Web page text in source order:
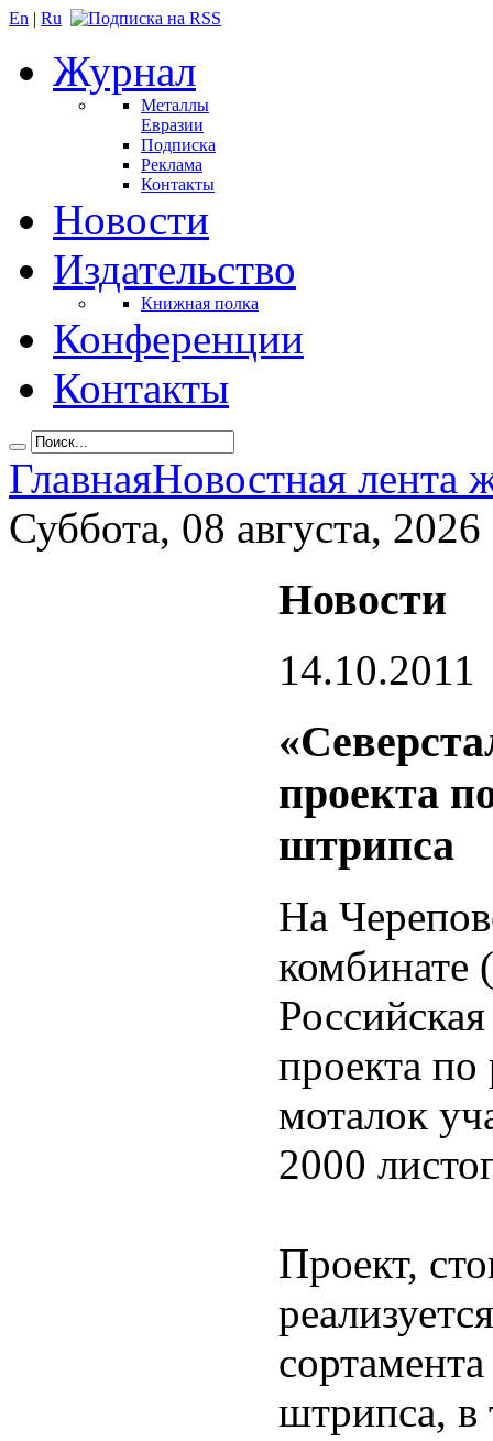
En | Ru
Журнал
Металлы
Евразии
Подписка
Реклама
Контакты
Новости
Издательство
Книжная полка
Конференции
Контакты
ГлавнаяНовостная лента
Суббота, 08 августа, 2026
Новости
14.10.2011
проекта
штрипса
На
комбинате
проекта
моталок
2000
Проект,
штрипса,